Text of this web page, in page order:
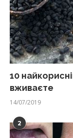
10
вживаєте
14/07/2019
2